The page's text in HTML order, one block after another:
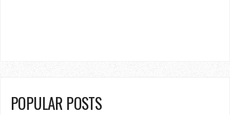
POPULAR POSTS